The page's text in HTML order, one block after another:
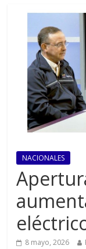
NACIONALES
8 mayo, 2026